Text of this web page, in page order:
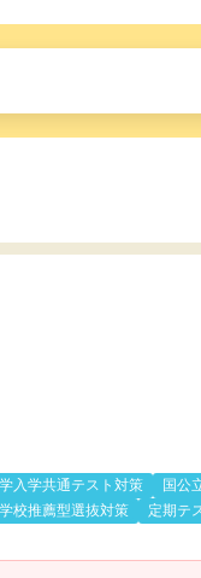
入学共通テスト対策
国公
校推薦型選抜対策 定期テ